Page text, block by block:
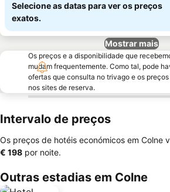
Selecione as datas para ver os preços
exatos.
Mostrar mais
Os preços e a disponibilidade que
mudam frequentemente. Como tal, pode
ofertas que consulta no trivago e os
nos sites de reserva.
Intervalo de preços
Os preços de hotéis económicos em Colne
‎€ 198 por noite.
Outras estadias em Colne